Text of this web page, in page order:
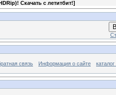
Скачать с летитбит!]
связь Информация о сайте